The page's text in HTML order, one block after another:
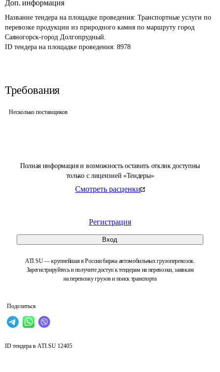
Полная информация и возможность оставить отклик доступны
только с лицензией «Тендеры»
Смотреть расценки
Регистрация
Вход
ATI.SU — крупнейшая в России биржа автомобильных грузоперевозок.
Зарегистрируйтесь и получите доступ к тендерам на перевозки, заявкам
на перевозку грузов и поиск транспорта
Поделиться
Доп. информация
Название тендера на площадке проведения: Транспортные услуги по
перевозке продукции из природного камня по маршруту город
Саяногорск-город Долгопрудный.
ID тендера на площадке проведения: 8978
Требования
Несколько поставщиков
ID тендера в ATI.SU 12405